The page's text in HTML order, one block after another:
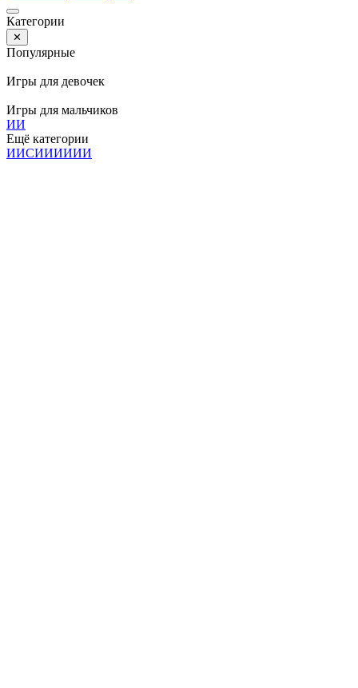
Категории
✕
Популярные
Игры для девочек
Игры для мальчиков
ИИ
Ещё категории
ИИСИИИИИИ